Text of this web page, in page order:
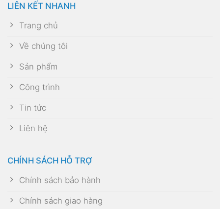
LIÊN KẾT NHANH
Trang chủ
Về chúng tôi
Sản phẩm
Công trình
Tin tức
Liên hệ
CHÍNH SÁCH HỖ TRỢ
Chính sách bảo hành
Chính sách giao hàng